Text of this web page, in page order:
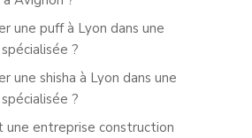
une puff à Lyon dans une
?
une shisha à Lyon dans une
?
une entreprise construction